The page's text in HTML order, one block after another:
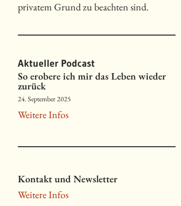
privatem Grund zu beachten sind.
Aktueller Podcast
So erobere ich mir das Leben wieder
zurück
24. September 2025
Weitere Infos
Kontakt und Newsletter
Weitere Infos